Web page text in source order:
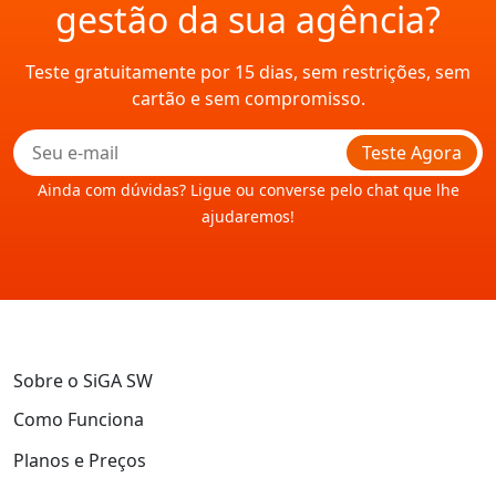
gestão da sua agência?
Teste gratuitamente por 15 dias, sem restrições, sem
cartão e sem compromisso.
Teste Agora
Ainda com dúvidas? Ligue ou converse pelo chat que lhe
ajudaremos!
Sobre o SiGA SW
Como Funciona
Planos e Preços